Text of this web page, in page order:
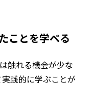
ことを学べる
触れる機会が少な
践的に学ぶことが